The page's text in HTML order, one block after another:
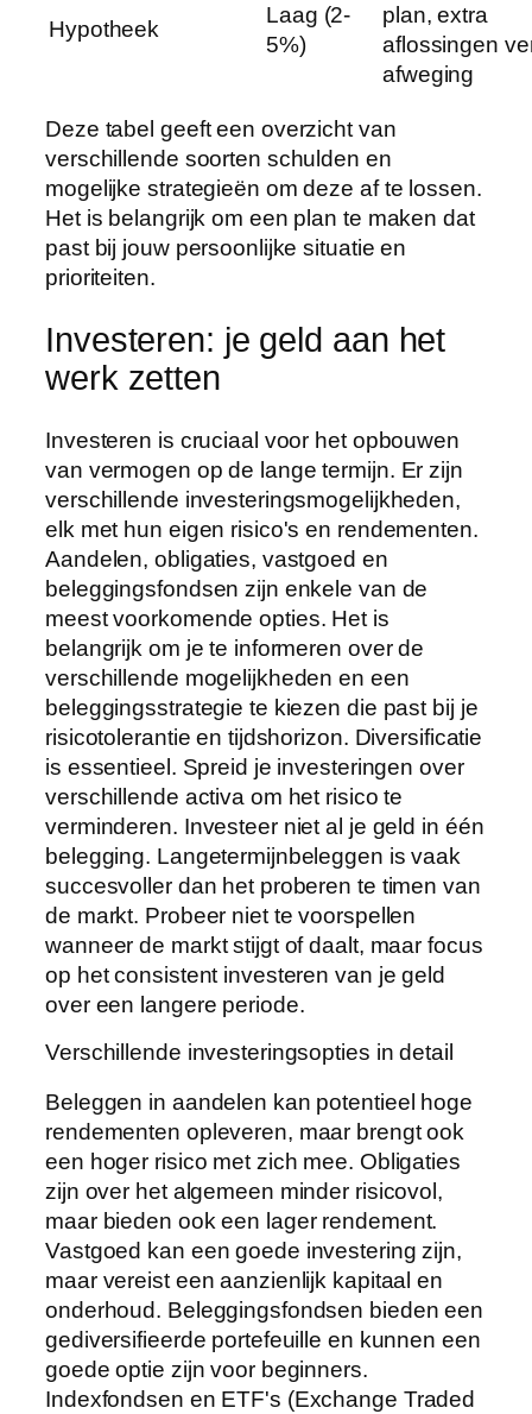
Hypotheek
Laag (2-
5%)
plan, extra
aflossingen
afweging
Deze tabel geeft een overzicht van
verschillende soorten schulden en
mogelijke strategieën om deze af te lossen.
Het is belangrijk om een plan te maken dat
past bij jouw persoonlijke situatie en
prioriteiten.
Investeren: je geld aan het
werk zetten
Investeren is cruciaal voor het opbouwen
van vermogen op de lange termijn. Er zijn
verschillende investeringsmogelijkheden,
elk met hun eigen risico's en rendementen.
Aandelen, obligaties, vastgoed en
beleggingsfondsen zijn enkele van de
meest voorkomende opties. Het is
belangrijk om je te informeren over de
verschillende mogelijkheden en een
beleggingsstrategie te kiezen die past bij je
risicotolerantie en tijdshorizon. Diversificatie
is essentieel. Spreid je investeringen over
verschillende activa om het risico te
verminderen. Investeer niet al je geld in één
belegging. Langetermijnbeleggen is vaak
succesvoller dan het proberen te timen van
de markt. Probeer niet te voorspellen
wanneer de markt stijgt of daalt, maar focus
op het consistent investeren van je geld
over een langere periode.
Verschillende investeringsopties in detail
Beleggen in aandelen kan potentieel hoge
rendementen opleveren, maar brengt ook
een hoger risico met zich mee. Obligaties
zijn over het algemeen minder risicovol,
maar bieden ook een lager rendement.
Vastgoed kan een goede investering zijn,
maar vereist een aanzienlijk kapitaal en
onderhoud. Beleggingsfondsen bieden een
gediversifieerde portefeuille en kunnen een
goede optie zijn voor beginners.
Indexfondsen en ETF's (Exchange Traded